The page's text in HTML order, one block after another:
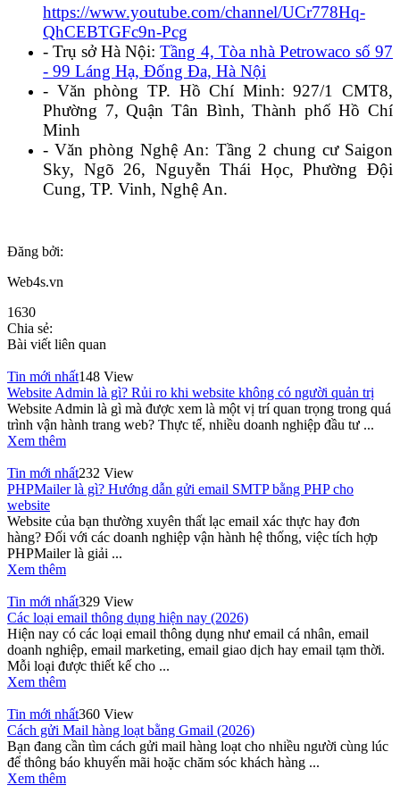
https://www.youtube.com/channel/UCr778Hq-
QhCEBTGFc9n-Pcg
- Trụ sở Hà Nội:Tầng 4, Tòa nhà Petrowaco số 97
- 99 Láng Hạ, Đống Đa, Hà Nội
- Văn phòng TP. Hồ Chí Minh: 927/1 CMT8,
Phường 7, Quận Tân Bình, Thành phố Hồ Chí
Minh
- Văn phòng Nghệ An: Tầng 2 chung cư Saigon
Sky, Ngõ 26, Nguyễn Thái Học, Phường Đội
Cung, TP. Vinh, Nghệ An.
Đăng bởi:
Web4s.vn
1630
Chia sẻ:
Bài viết liên quan
Tin mới nhất148 View
Website Admin là gì? Rủi ro khi website không có người quản trị
Website Admin là gì mà được xem là một vị trí quan trọng trong quá
trình vận hành trang web? Thực tế, nhiều doanh nghiệp đầu tư ...
Xem thêm
Tin mới nhất232 View
PHPMailer là gì? Hướng dẫn gửi email SMTP bằng PHP cho
website
Website của bạn thường xuyên thất lạc email xác thực hay đơn
hàng? Đối với các doanh nghiệp vận hành hệ thống, việc tích hợp
PHPMailer là giải ...
Xem thêm
Tin mới nhất329 View
Các loại email thông dụng hiện nay (2026)
Hiện nay có các loại email thông dụng như email cá nhân, email
doanh nghiệp, email marketing, email giao dịch hay email tạm thời.
Mỗi loại được thiết kế cho ...
Xem thêm
Tin mới nhất360 View
Cách gửi Mail hàng loạt bằng Gmail (2026)
Bạn đang cần tìm cách gửi mail hàng loạt cho nhiều người cùng lúc
để thông báo khuyến mãi hoặc chăm sóc khách hàng ...
Xem thêm